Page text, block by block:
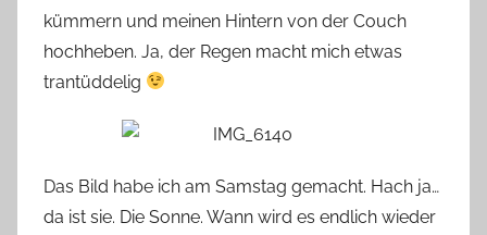
kümmern und meinen Hintern von der Couch
hochheben. Ja, der Regen macht mich etwas
trantüddelig
Das Bild habe ich am Samstag gemacht. Hach ja…
da ist sie. Die Sonne. Wann wird es endlich wieder